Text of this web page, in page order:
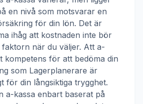
en nivå som motsvarar en
för din lön. Det är
ihåg att kostnaden inte bör
faktorn när du väljer. Att a-
kompetens för att bedöma din
som Lagerplanerare är
för din långsiktiga trygghet.
a-kassa enbart baserat på